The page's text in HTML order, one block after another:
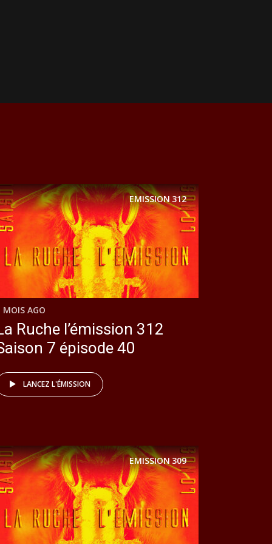
EMISSION312
MOIS AGO
Ruche l’émission 312
7 épisode 40
LANCEZ L'ÉMISSION
EMISSION309